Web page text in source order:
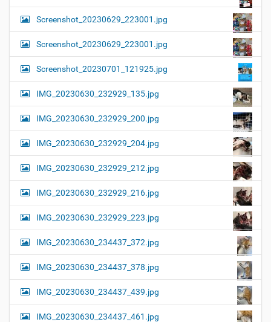
Screenshot_20230629_223001.jpg
Screenshot_20230629_223001.jpg
Screenshot_20230701_121925.jpg
IMG_20230630_232929_135.jpg
IMG_20230630_232929_200.jpg
IMG_20230630_232929_204.jpg
IMG_20230630_232929_212.jpg
IMG_20230630_232929_216.jpg
IMG_20230630_232929_223.jpg
IMG_20230630_234437_372.jpg
IMG_20230630_234437_378.jpg
IMG_20230630_234437_439.jpg
IMG_20230630_234437_461.jpg